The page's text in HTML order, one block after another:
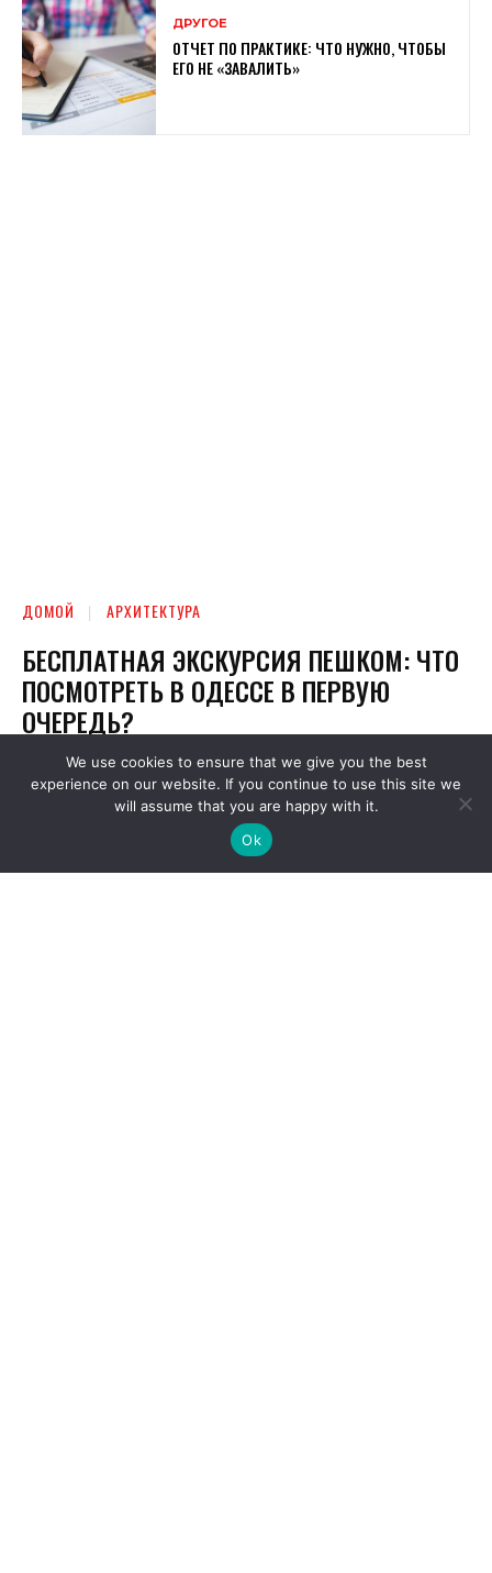
ДРУГОЕ
ОТЧЕТ ПО ПРАКТИКЕ: ЧТО НУЖНО, ЧТОБЫ
ЕГО НЕ «ЗАВАЛИТЬ»
We use cookies to ensure that we give you the best
experience on our website. If you continue to use this site we
will assume that you are happy with it.
Ok